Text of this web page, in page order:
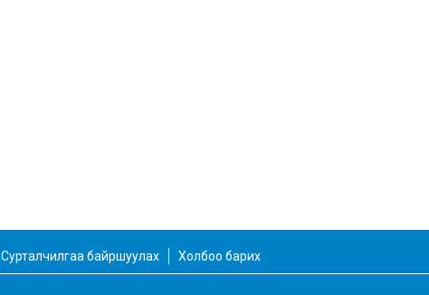
Сурталчилгаа байршуулах Холбоо барих